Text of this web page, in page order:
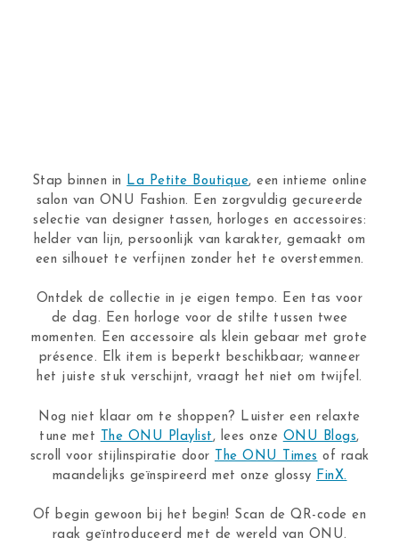
Stap binnen in La Petite Boutique, een intieme online
salon van ONU Fashion. Een zorgvuldig gecureerde
selectie van designer tassen, horloges en accessoires:
helder van lijn, persoonlijk van karakter, gemaakt om
een silhouet te verfijnen zonder het te overstemmen.
Ontdek de collectie in je eigen tempo. Een tas voor
de dag. Een horloge voor de stilte tussen twee
momenten. Een accessoire als klein gebaar met grote
présence. Elk item is beperkt beschikbaar; wanneer
het juiste stuk verschijnt, vraagt het niet om twijfel.
Nog niet klaar om te shoppen? Luister een relaxte
tune met
The ONU Playlist , lees onze ONU Blogs,
scroll voor stijlinspiratie door
The ONU Times of raak
maandelijks geïnspireerd met onze glossy FinX.
Of begin gewoon bij het begin! Scan de QR-code en
raak geïntroduceerd met de wereld van ONU.